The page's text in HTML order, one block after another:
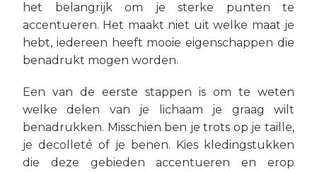
het belangrijk om je sterke punten te
accentueren. Het maakt niet uit welke maat je
hebt, iedereen heeft mooie eigenschappen die
benadrukt mogen worden.
Een van de eerste stappen is om te weten
welke delen van je lichaam je graag wilt
benadrukken. Misschien ben je trots op je taille,
je decolleté of je benen. Kies kledingstukken
die deze gebieden accentueren en erop